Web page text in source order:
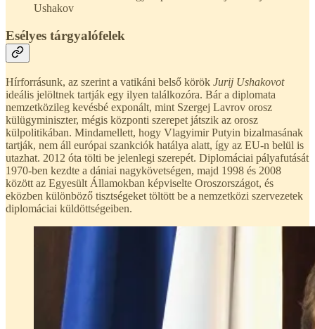
Ushakov
Esélyes tárgyalófelek
Hírforrásunk, az szerint a vatikáni belső körök Jurij Ushakovot
ideális jelöltnek tartják egy ilyen találkozóra. Bár a diplomata
nemzetközileg kevésbé exponált, mint Szergej Lavrov orosz
külügyminiszter, mégis központi szerepet játszik az orosz
külpolitikában. Mindamellett, hogy Vlagyimir Putyin bizalmasának
tartják, nem áll európai szankciók hatálya alatt, így az EU-n belül is
utazhat. 2012 óta tölti be jelenlegi szerepét. Diplomáciai pályafutását
1970-ben kezdte a dániai nagykövetségen, majd 1998 és 2008
között az Egyesült Államokban képviselte Oroszországot, és
eközben különböző tisztségeket töltött be a nemzetközi szervezetek
diplomáciai küldöttségeiben.